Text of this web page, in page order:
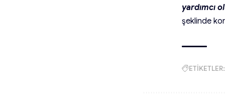
yardımcı
şeklinde
ETİKETLER: